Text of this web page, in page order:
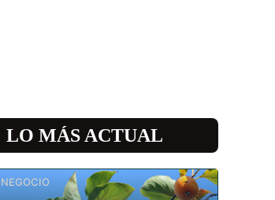
LO MÁS ACTUAL
NEGOCIO